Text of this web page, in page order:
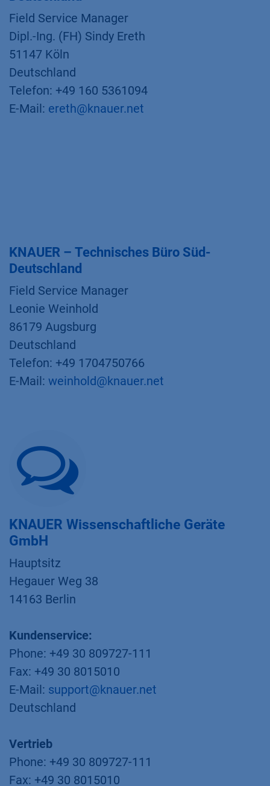
Field Service Manager
Dipl.-Ing. (FH) Sindy Ereth
51147 Köln
Deutschland
Telefon: +49 160 5361094
E-Mail: ereth@knauer.net
KNAUER – Technisches Büro Süd-
Deutschland
Field Service Manager
Leonie Weinhold
86179 Augsburg
Deutschland
Telefon: +49 1704750766
E-Mail: weinhold@knauer.net
KNAUER Wissenschaftliche Geräte
GmbH
Hauptsitz​
Hegauer Weg 38
14163 Berlin
Kundenservice:
Phone: +49 30 809727-111
Fax: +49 30 8015010
E-Mail: support@knauer.net
Deutschland
Vertrieb
Phone: +49 30 809727-111
Fax: +49 30 8015010